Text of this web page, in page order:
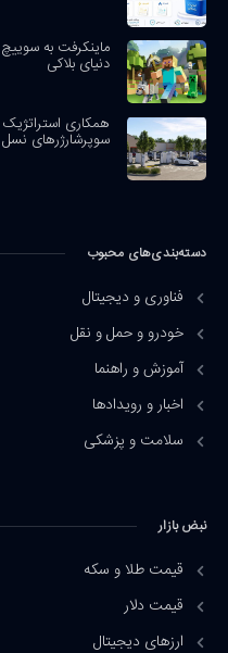
دنیای بلاکی
سوپرشارژرهای نسل
دسته‌بندی‌های محبوب
فناوری و دیجیتال
خودرو و حمل و نقل
آموزش و راهنما
اخبار و رویدادها
سلامت و پزشکی
نبض بازار
قیمت طلا و سکه
قیمت دلار
ارزهای دیجیتال